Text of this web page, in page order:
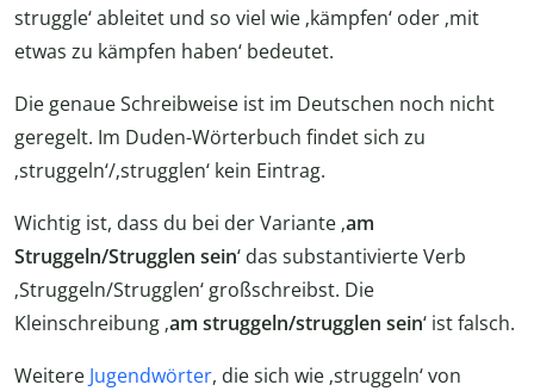
struggle‘ ableitet und so viel wie ‚kämpfen‘ oder ‚mit
etwas zu kämpfen haben‘ bedeutet.
Die genaue Schreibweise ist im Deutschen noch nicht
geregelt. Im Duden-Wörterbuch findet sich zu
‚struggeln‘/‚strugglen‘ kein Eintrag.
Wichtig ist, dass du bei der Variante ‚am
Struggeln/Strugglen sein‘ das substantivierte Verb
‚Struggeln/Strugglen‘ großschreibst. Die
Kleinschreibung ‚am struggeln/strugglen sein‘ ist falsch.
Weitere Jugendwörter, die sich wie ‚struggeln‘ von